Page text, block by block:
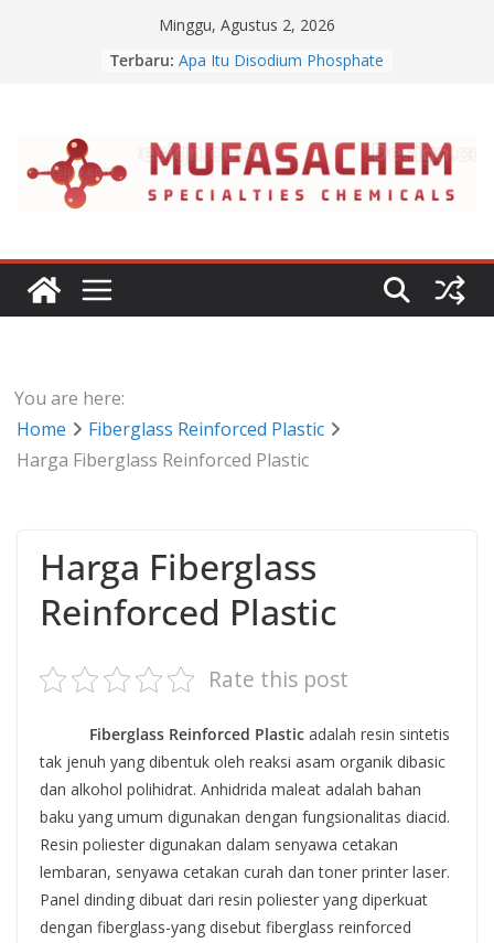
Minggu, Agustus 2, 2026
Terbaru: Apa Itu Disodium Phosphate
Jual Benzalkonium Chloride
You are here:
Home
Fiberglass Reinforced Plastic
Harga Fiberglass Reinforced Plastic
Harga Fiberglass
Reinforced Plastic
Rate this post
Fiberglass Reinforced Plastic adalah resin sintetis
tak jenuh yang dibentuk oleh reaksi asam organik dibasic
dan alkohol polihidrat. Anhidrida maleat adalah bahan
baku yang umum digunakan dengan fungsionalitas diacid.
Resin poliester digunakan dalam senyawa cetakan
lembaran, senyawa cetakan curah dan toner printer laser.
Panel dinding dibuat dari resin poliester yang diperkuat
dengan fiberglass-yang disebut fiberglass reinforced